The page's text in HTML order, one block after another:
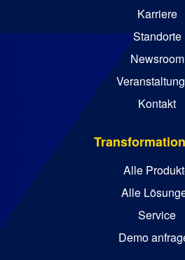
Karriere
Standorte
Newsroom
Kontakt
Alle
Alle
Service
Demo